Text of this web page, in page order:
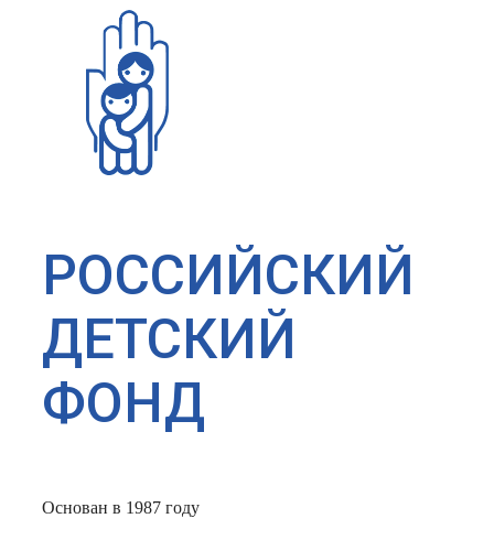
РОССИЙСКИЙ
ДЕТСКИЙ
ФОНД
Основан в 1987 году